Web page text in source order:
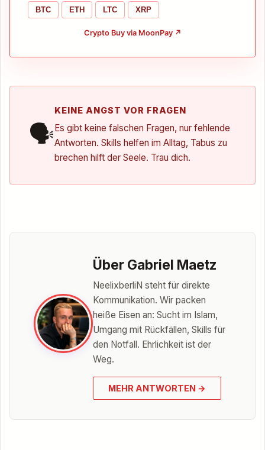
BTC ETH LTC XRP
Crypto Buy via MoonPay ↗
🗣️
KEINE ANGST VOR FRAGEN
Es gibt keine falschen Fragen, nur fehlende
Antworten. Skills helfen im Alltag, Tabus zu
brechen hilft der Seele. Trau dich.
Über Gabriel Maetz
NeelixberliN steht für direkte
Kommunikation. Wir packen
heiße Eisen an: Sucht im Islam,
Umgang mit Rückfällen, Skills für
den Notfall. Ehrlichkeit ist der
Weg.
MEHR ANTWORTEN →